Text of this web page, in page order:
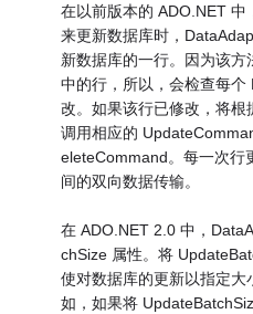
在以前版本的 ADO.NET 中
来更新数据库时，
新数据库的一行。因为该
中的行，所以，会检查每
改。如果该行已修改，将
调用相应的
eleteCommand。每一次行
间的双向数据传输。
在 ADO.NET 2.0 中，
chSize 属性。将
使对数据库的更新以指定大
如，如果将